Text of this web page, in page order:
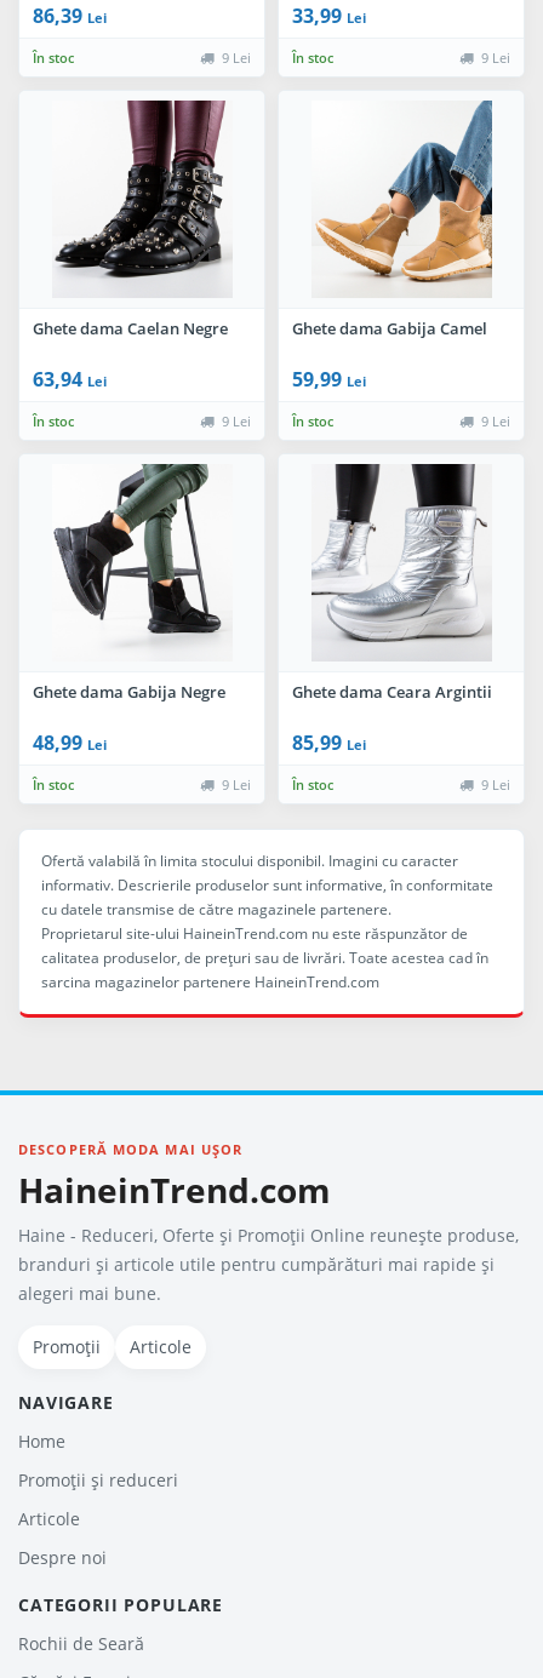
86,39 Lei
În stoc 9 Lei
33,99 Lei
În stoc 9 Lei
Ghete dama Caelan Negre
63,94 Lei
În stoc 9 Lei
Ghete dama Gabija Camel
59,99 Lei
În stoc 9 Lei
Ghete dama Gabija Negre
48,99 Lei
În stoc 9 Lei
Ghete dama Ceara Argintii
85,99 Lei
În stoc 9 Lei
Ofertă valabilă în limita stocului disponibil. Imagini cu caracter
informativ. Descrierile produselor sunt informative, în conformitate
cu datele transmise de către magazinele partenere.
Proprietarul site-ului HaineinTrend.com nu este răspunzător de
calitatea produselor, de preţuri sau de livrări. Toate acestea cad în
sarcina magazinelor partenere HaineinTrend.com
DESCOPERĂ MODA MAI UȘOR
HaineinTrend.com
Haine - Reduceri, Oferte şi Promoţii Online reunește produse,
branduri și articole utile pentru cumpărături mai rapide și
alegeri mai bune.
Promoții Articole
NAVIGARE
Home
Promoții și reduceri
Articole
Despre noi
CATEGORII POPULARE
Rochii de Seară